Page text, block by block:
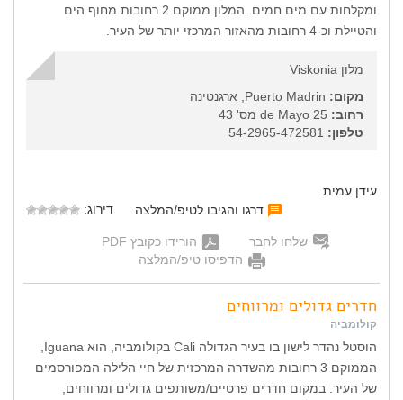
ומקלחות עם מים חמים. המלון ממוקם 2 רחובות מחוף הים
והטיילת וכ-4 רחובות מהאזור המרכזי יותר של העיר.
מלון Viskonia
מקום:
רחוב:
טלפון:
עידן עמית
דרגו והגיבו לטיפ/המלצה
דירוג:
שלחו לחבר
הורידו כקובץ PDF
הדפיסו טיפ/המלצה
חדרים גדולים ומרווחים
קולומביה
הממוקם 3 רחובות מהשדרה המרכזית של חיי הלילה המפורסמים
של העיר. במקום חדרים פרטיים/משותפים גדולים ומרווחים,